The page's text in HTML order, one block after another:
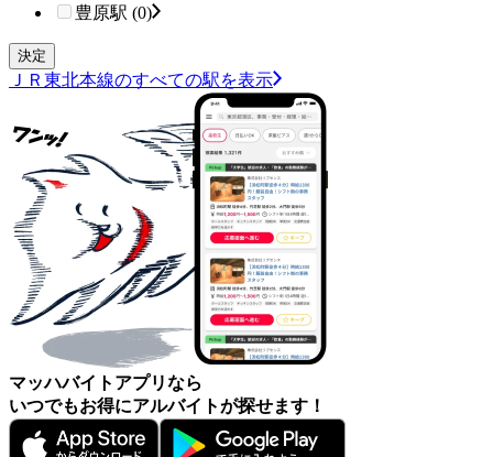
豊原駅 (0)
ＪＲ東北本線のすべての駅を表示
マッハバイトアプリなら
いつでもお得にアルバイトが探せます！